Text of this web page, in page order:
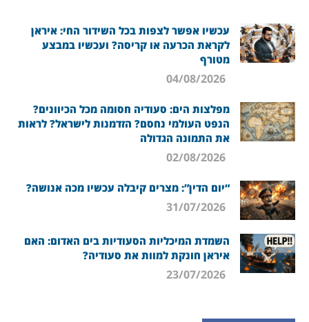
עכשיו אפשר לצפות בכל השידור החי: איראן
לקראת הכרעה או קריסה? ועכשיו במבצע
מטורף
מפלצות הים: סעודיה חסומה מכל הכיוונים?
הנפט העולמי נחסם? הזדמנות לישראל? לראות
את התמונה הגדולה
“יום הדין”: מצרים קיבלה עכשיו מכה אנושה?
השמדת המיכליות הסעודיות בים האדום: האם
איראן חונקת למוות את סעודיה?